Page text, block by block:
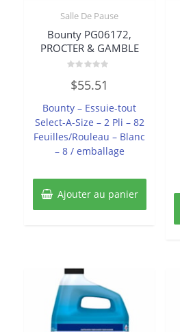
Salle De Pause
Bounty PG06172,
PROCTER & GAMBLE
0
sur
$55.51
Bounty – Essuie-tout
Select-A-Size – 2 Pli – 82
Feuilles/Rouleau – Blanc
– 8 / emballage
Ajouter au panier